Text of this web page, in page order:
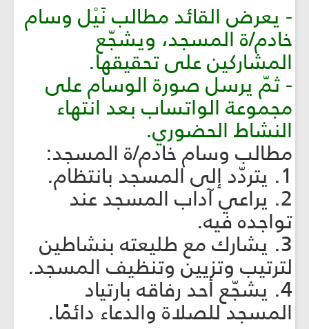
- يعرض القائد مطالب نَيْل وسام
خادم/ة المسجد، ويشجّع
المشاركين على تحقيقها.
- ثمّ يرسل صورة الوسام على
مجموعة الواتساب بعد انتهاء
النشاط الحضوري.
مطالب وسام خادم/ة المسجد:
1. يتردّد إلى المسجد بانتظام.
2. يراعي آداب المسجد عند
تواجده فيه.
3. يشارك مع طليعته بنشاطين
لترتيب وتزيين وتنظيف المسجد.
4. يشجّع أحد رفاقه بارتياد
المسجد للصلاة والدعاء دائمًا.